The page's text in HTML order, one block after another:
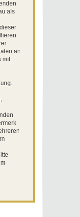
als
an
mit